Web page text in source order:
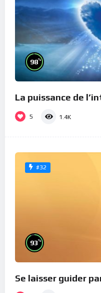
98%
La puissance de
5 1.4K
#32
93%
Se laisser guider